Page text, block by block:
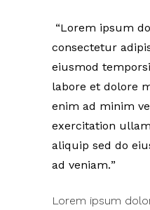
Lorem ipsum
consectetur
eiusmod
labore et dolore
enim ad minim
exercitation
aliquip sed do
ad veniam.
Lorem ipsum